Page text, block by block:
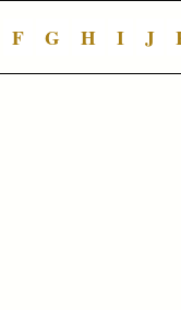
F G H I J